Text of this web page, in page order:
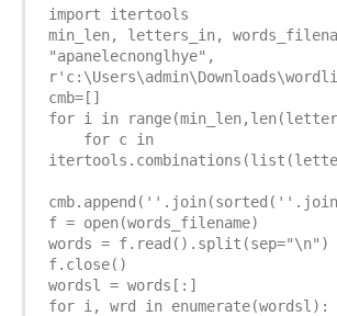
import itertools
min_len, letters_in,
"apanelecnonglhye",
cmb=[]
for i in
for c in
f = open(words_filename)
words = f.read().split(sep="\n")
f.close()
wordsl = words[:]
for i, wrd in